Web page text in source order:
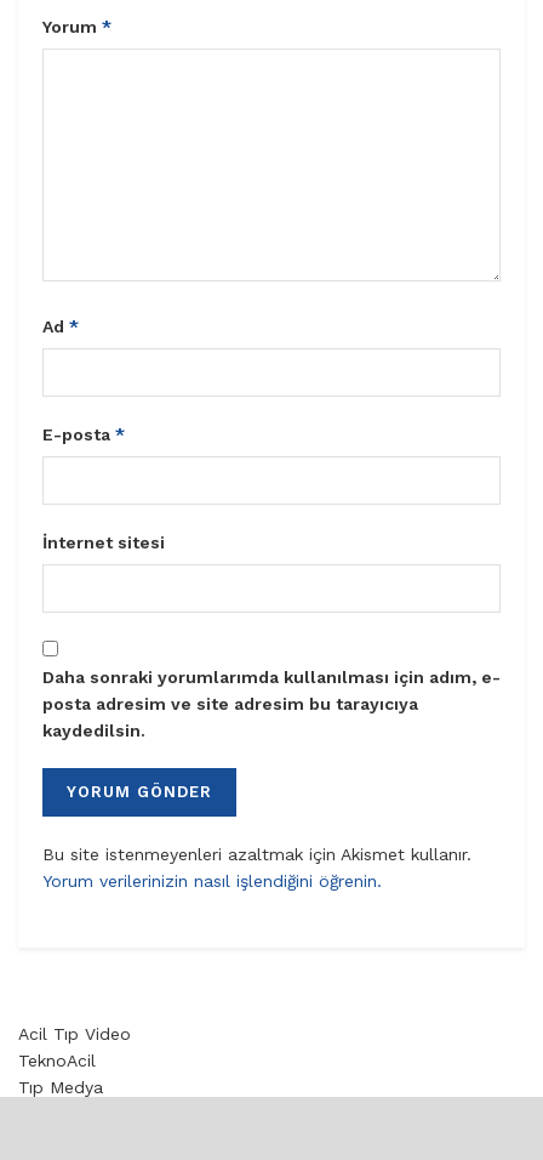
Yorum *
Ad *
E-posta *
İnternet sitesi
Daha sonraki yorumlarımda kullanılması için adım, e-
posta adresim ve site adresim bu tarayıcıya
kaydedilsin.
Bu site istenmeyenleri azaltmak için Akismet kullanır.
Yorum verilerinizin nasıl işlendiğini öğrenin.
Acil Tıp Video
TeknoAcil
Tıp Medya